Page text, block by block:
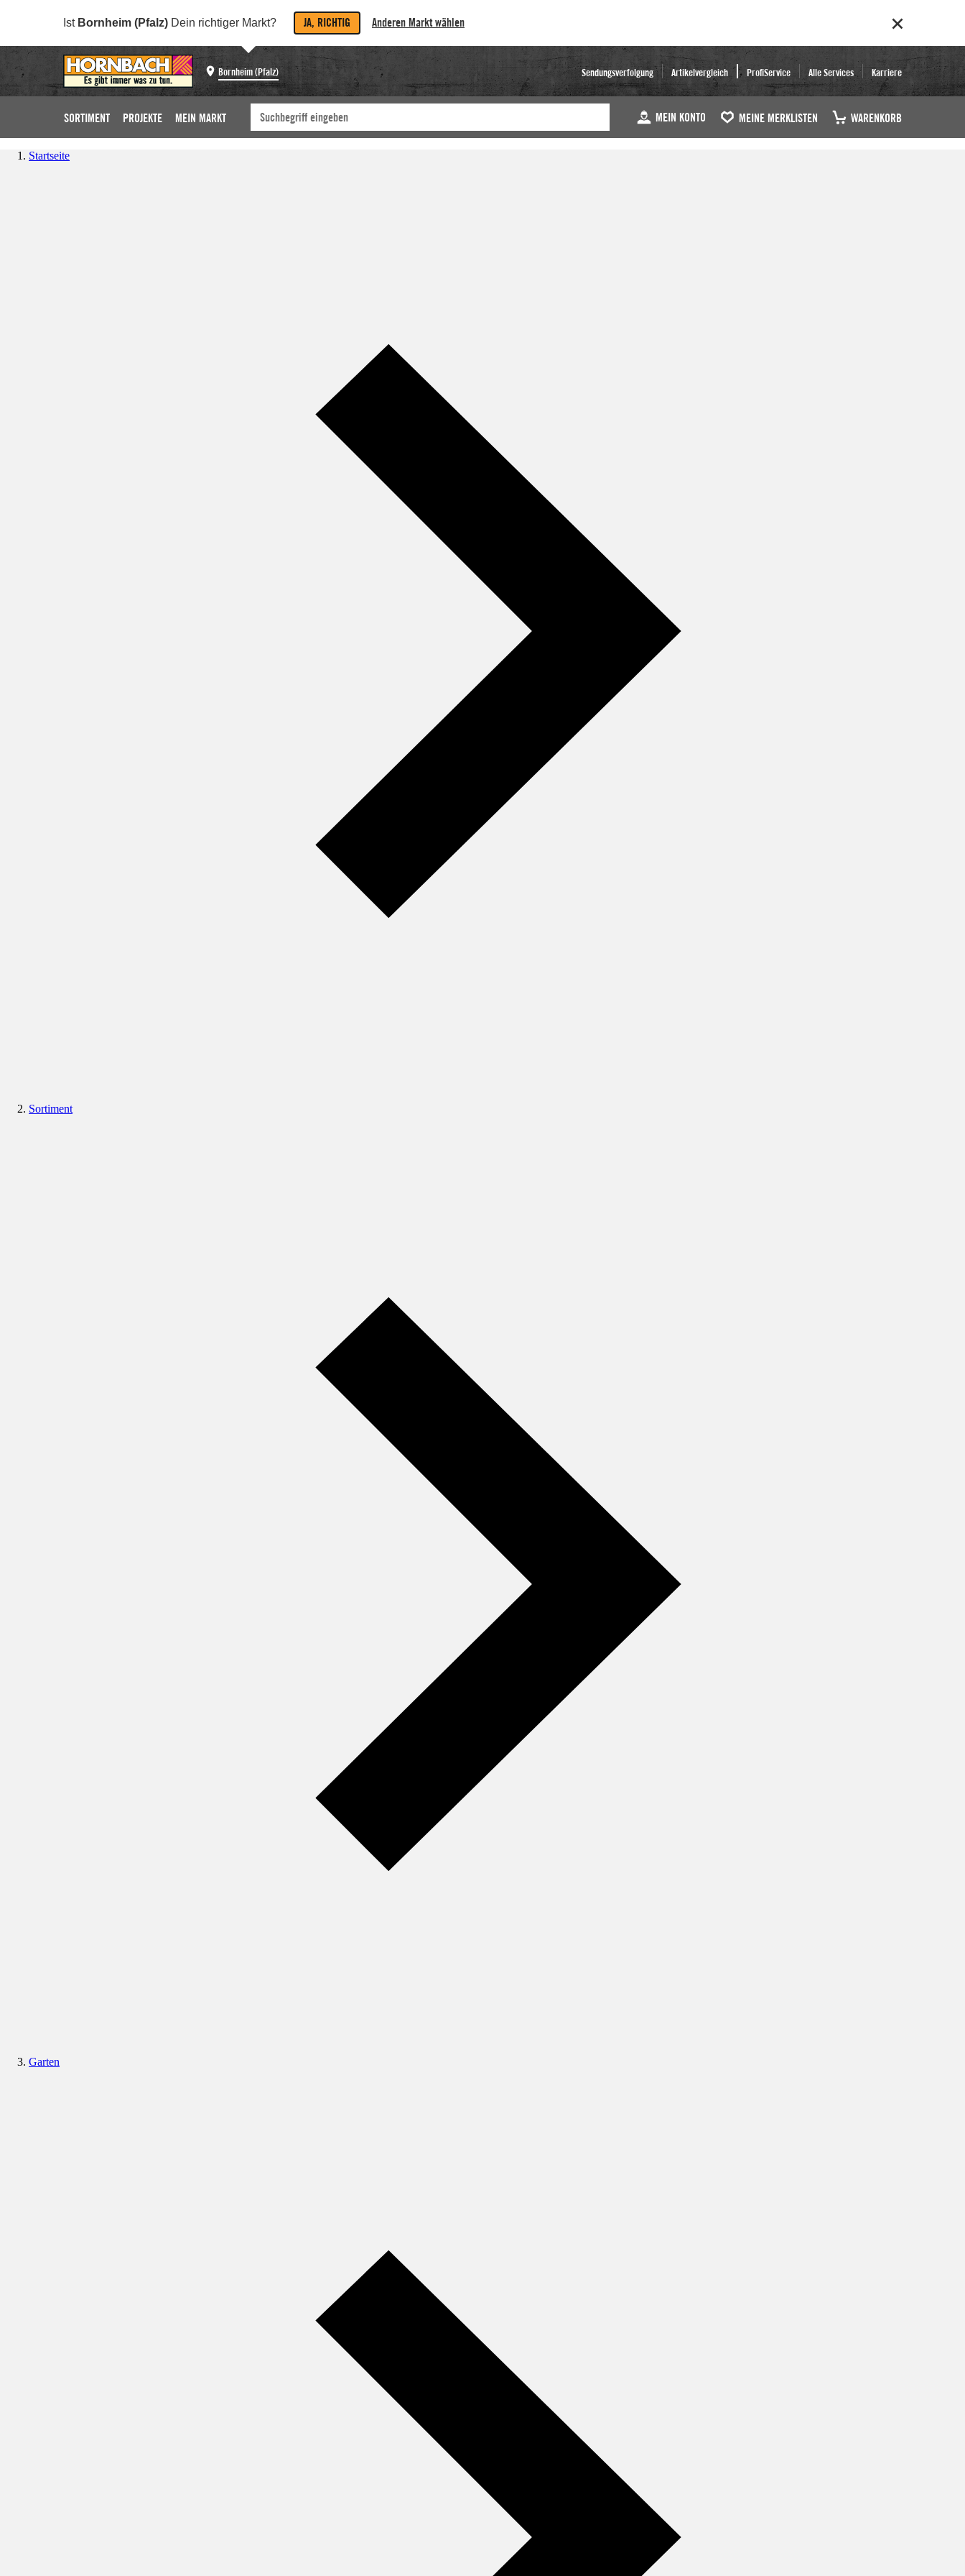
Ist Bornheim (Pfalz) Dein richtiger Markt? JA, RICHTIG Anderen Markt wählen
Bornheim (Pfalz) Sendungsverfolgung Artikelvergleich ProfiService Alle Services Karriere
SORTIMENT PROJEKTE MEIN MARKT MEIN KONTO MEINE MERKLISTEN WARENKORB
Startseite
Sortiment
Garten